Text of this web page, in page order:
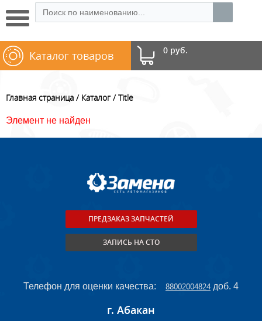
0 руб.
Каталог товаров
Главная страница Каталог Title
Элемент не найден
ПРЕДЗАКАЗ ЗАПЧАСТЕЙ
ЗАПИСЬ НА СТО
Телефон для оценки качества: 88002004824доб. 4
г. Абакан